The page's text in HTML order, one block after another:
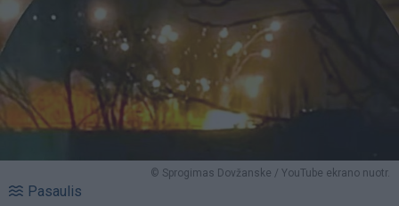
© Sprogimas Dovžanske / YouTube ekrano nuotr.
Pasaulis